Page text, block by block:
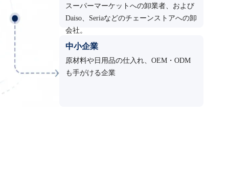
スーパーマーケットへの卸業者、および
Daiso、Seriaなどのチェーンストアへの卸
会社。
中小企業
原材料や日用品の仕入れ、OEM・ODM
も手がける企業